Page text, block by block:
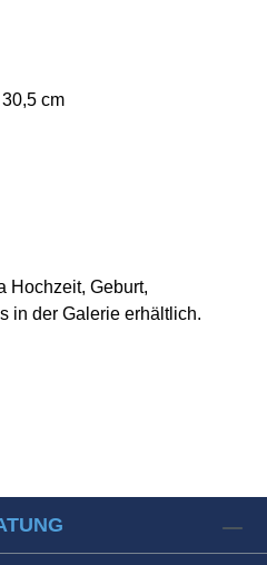
cm
Hochzeit, Geburt,
in der Galerie erhältlich.